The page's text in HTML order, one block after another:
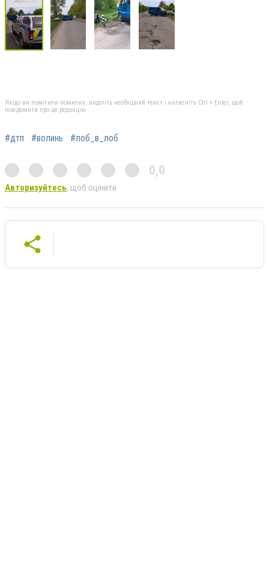
Якщо ви помітили помилку, виділіть необхідний текст і натисніть Ctrl + Enter, щоб
повідомити про це редакцію
#дтп #волинь #лоб_в_лоб
0,0
Авторизуйтесь, щоб оцінити